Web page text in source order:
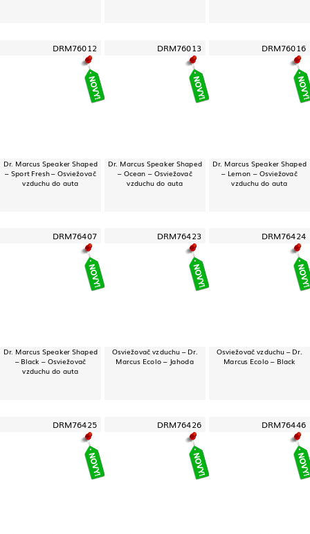
DRM76012
Dr. Marcus Speaker Shaped
– Sport Fresh – Osviežovač
vzduchu do auta
DRM76013
Dr. Marcus Speaker Shaped
– Ocean – Osviežovač
vzduchu do auta
DRM76016
Dr. Marcus Speaker Shaped
– Lemon – Osviežovač
vzduchu do auta
DRM76407
Dr. Marcus Speaker Shaped
– Black – Osviežovač
vzduchu do auta
DRM76423
Osviežovač vzduchu – Dr.
Marcus Ecolo – Jahoda
DRM76424
Osviežovač vzduchu – Dr.
Marcus Ecolo – Black
DRM76425 DRM76426 DRM76446